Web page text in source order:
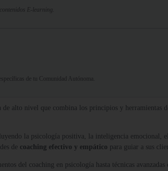
contenidos E-learning.
de tu Comunidad Autónoma.
de alto nivel que combina los principios y
la psicología positiva, la inteligencia emocional,
de coaching efectivo y empático para guiar a sus
del coaching en psicología hasta técnicas